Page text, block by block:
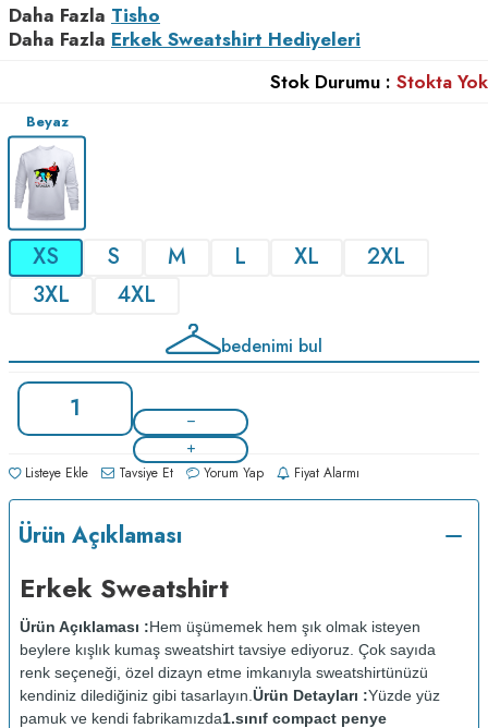
Daha Fazla Tisho
Daha Fazla Erkek Sweatshirt Hediyeleri
Stok Durumu : Stokta Yok
Beyaz
XS S M L XL
2XL
3XL
4XL
bedenimi bul
Listeye Ekle Tavsiye Et Yorum Yap Fiyat Alarmı
Ürün Açıklaması
Erkek Sweatshirt
Ürün Açıklaması :Hem üşümemek hem şık olmak isteyen
beylere kışlık kumaş sweatshirt tavsiye ediyoruz. Çok sayıda
renk seçeneği, özel dizayn etme imkanıyla sweatshirtünüzü
kendiniz dilediğiniz gibi tasarlayın. Ürün Detayları :Yüzde yüz
pamuk ve kendi fabrikamızda1.sınıf compact penye